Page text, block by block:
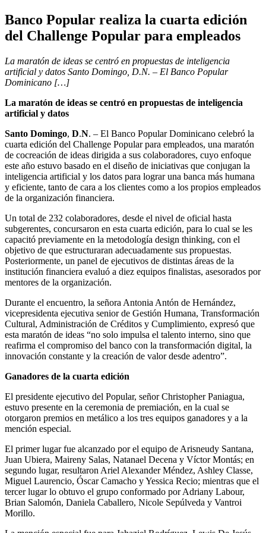
Banco Popular realiza la cuarta edición
del Challenge Popular para empleados
La maratón de ideas se centró en propuestas de inteligencia
artificial y datos Santo Domingo, D.N. – El Banco Popular
Dominicano […]
La maratón de ideas se centró en propuestas de inteligencia
artificial y datos
Santo Domingo, D.N. – El Banco Popular Dominicano celebró la
cuarta edición del Challenge Popular para empleados, una maratón
de cocreación de ideas dirigida a sus colaboradores, cuyo enfoque
este año estuvo basado en el diseño de iniciativas que conjugan la
inteligencia artificial y los datos para lograr una banca más humana
y eficiente, tanto de cara a los clientes como a los propios empleados
de la organización financiera.
Un total de 232 colaboradores, desde el nivel de oficial hasta
subgerentes, concursaron en esta cuarta edición, para lo cual se les
capacitó previamente en la metodología design thinking, con el
objetivo de que estructuraran adecuadamente sus propuestas.
Posteriormente, un panel de ejecutivos de distintas áreas de la
institución financiera evaluó a diez equipos finalistas, asesorados por
mentores de la organización.
Durante el encuentro, la señora Antonia Antón de Hernández,
vicepresidenta ejecutiva senior de Gestión Humana, Transformación
Cultural, Administración de Créditos y Cumplimiento, expresó que
esta maratón de ideas “no solo impulsa el talento interno, sino que
reafirma el compromiso del banco con la transformación digital, la
innovación constante y la creación de valor desde adentro”.
Ganadores de la cuarta edición
El presidente ejecutivo del Popular, señor Christopher Paniagua,
estuvo presente en la ceremonia de premiación, en la cual se
otorgaron premios en metálico a los tres equipos ganadores y a la
mención especial.
El primer lugar fue alcanzado por el equipo de Arisneudy Santana,
Juan Ubiera, Maireny Salas, Natanael Decena y Víctor Montás; en
segundo lugar, resultaron Ariel Alexander Méndez, Ashley Classe,
Miguel Laurencio, Óscar Camacho y Yessica Recio; mientras que el
tercer lugar lo obtuvo el grupo conformado por Adriany Labour,
Brian Salomón, Daniela Caballero, Nicole Sepúlveda y Vantroi
Morillo.